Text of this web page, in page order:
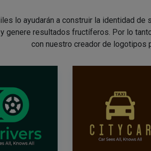
lo ayudarán a construir la identidad de
genere resultados fructíferos. Por lo
con nuestro creador de logotipos